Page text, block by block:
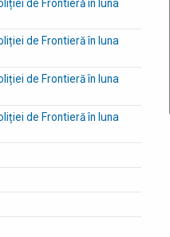
de Frontieră în luna
de Frontieră în luna
de Frontieră în luna
de Frontieră în luna